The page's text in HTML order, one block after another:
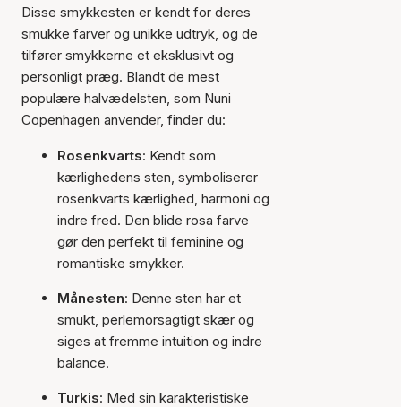
Disse smykkesten er kendt for deres
smukke farver og unikke udtryk, og de
tilfører smykkerne et eksklusivt og
personligt præg. Blandt de mest
populære halvædelsten, som Nuni
Copenhagen anvender, finder du:
Rosenkvarts: Kendt som
kærlighedens sten, symboliserer
rosenkvarts kærlighed, harmoni og
indre fred. Den blide rosa farve
gør den perfekt til feminine og
romantiske smykker.
Månesten: Denne sten har et
smukt, perlemorsagtigt skær og
siges at fremme intuition og indre
balance.
Turkis: Med sin karakteristiske